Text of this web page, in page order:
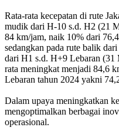
Rata-rata kecepatan di rute
mudik dari H-10 s.d. H2 (21
84 km/jam, naik 10% dari
sedangkan pada rute balik
dari H1 s.d. H+9 Lebaran (31
rata meningkat menjadi 84,6
Lebaran tahun 2024 yakni
Dalam upaya meningkatkan
mengoptimalkan berbagai
operasional.